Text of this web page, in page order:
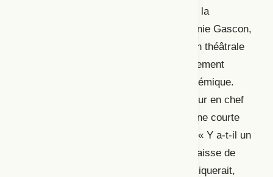
l’authenticité et de la différence », sous la
supervision de Raymond Bertin et d’Annie Gascon,
proposant une réflexion sur la médiation théâtrale
au Québec à la fois dans son développement
historique et dans le contexte postpandémique.
D’entrée de jeu, Mario Cloutier, rédacteur en chef
de la revue, présente le dossier avec une courte
mise en contexte dans un texte intitulé « Y a-t-il un
public dans la salle? ». Il y déplore la baisse de
fréquentation des salles, laquelle s’expliquerait,